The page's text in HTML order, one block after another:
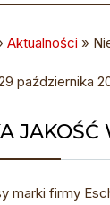
Aktualności »
października
marki firmy